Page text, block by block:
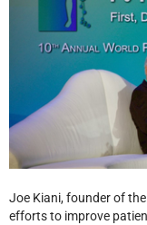
Joe Kiani, founder of
efforts to improve